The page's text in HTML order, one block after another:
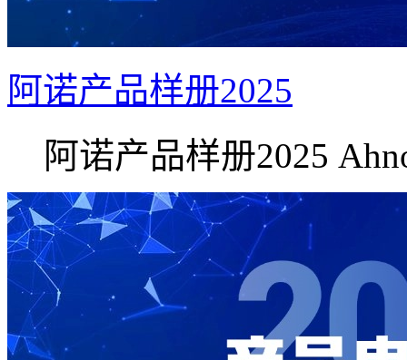
阿诺产品样册2025
阿诺产品样册2025